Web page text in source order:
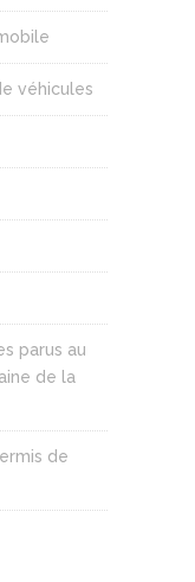
véhicules
parus au
de la
de